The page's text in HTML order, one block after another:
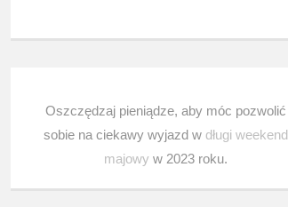
Oszczędzaj pieniądze, aby móc pozwolić
sobie na ciekawy wyjazd w długi weekend
majowy w 2023 roku.